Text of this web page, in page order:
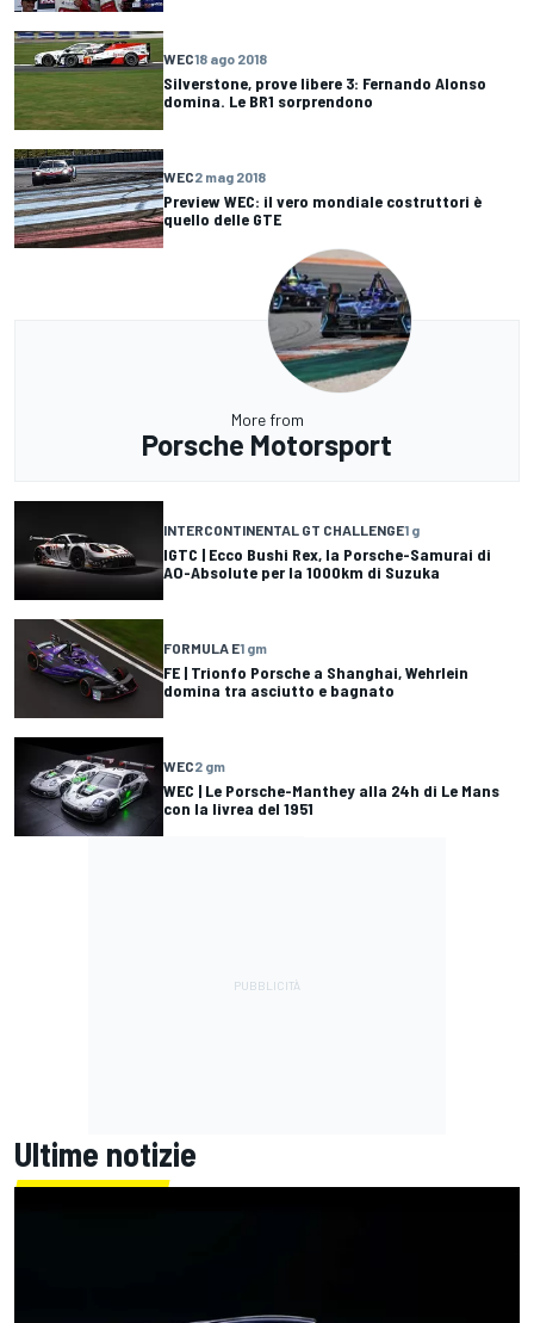
WEC18 ago 2018
Silverstone, prove libere 3: Fernando Alonso
domina. Le BR1 sorprendono
WEC2 mag 2018
Preview WEC: il vero mondiale costruttori è
quello delle GTE
More from
Porsche Motorsport
INTERCONTINENTAL GT CHALLENGE1 g
IGTC | Ecco Bushi Rex, la Porsche-Samurai di
AO-Absolute per la 1000km di Suzuka
FORMULA E1 gm
FE | Trionfo Porsche a Shanghai, Wehrlein
domina tra asciutto e bagnato
WEC2 gm
WEC | Le Porsche-Manthey alla 24h di Le Mans
con la livrea del 1951
Ultime notizie